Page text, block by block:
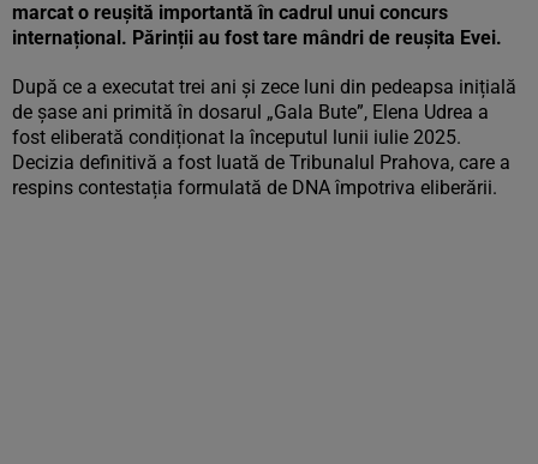
marcat o reușită importantă în cadrul unui concurs
internațional. Părinții au fost tare mândri de reușita Evei.
După ce a executat trei ani și zece luni din pedeapsa inițială
de șase ani primită în dosarul „Gala Bute”, Elena Udrea a
fost eliberată condiționat la începutul lunii iulie 2025.
Decizia definitivă a fost luată de Tribunalul Prahova, care a
respins contestația formulată de DNA împotriva eliberării.